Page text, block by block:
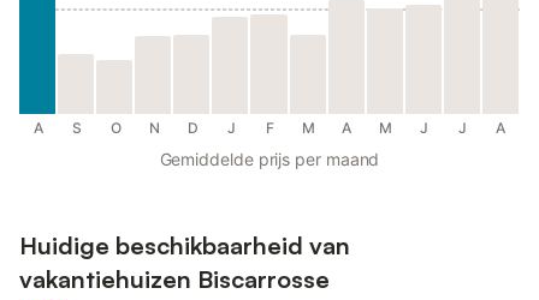
A S O N D J F M A M J J A
Gemiddelde prijs per maand
Huidige beschikbaarheid van
vakantiehuizen Biscarrosse